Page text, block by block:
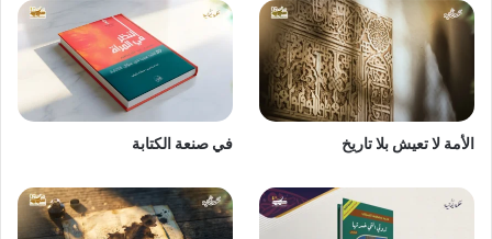
الأمة لا تعيش بلا تاريخ في صنعة الكتابة